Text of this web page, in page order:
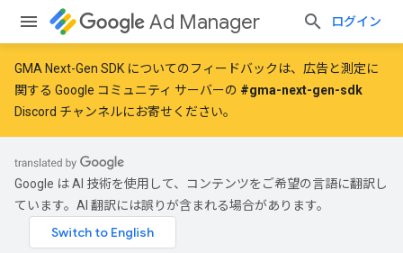
Ad Manager ログイン
GMA Next-Gen SDK についてのフィードバックは、広告と測定に
関する Google コミュニティ サーバーの #gma-next-gen-sdk
Discord チャンネルにお寄せください。
Google は AI 技術を使用して、コンテンツをご希望の言語に翻訳し
ています。AI 翻訳には誤りが含まれる場合があります。